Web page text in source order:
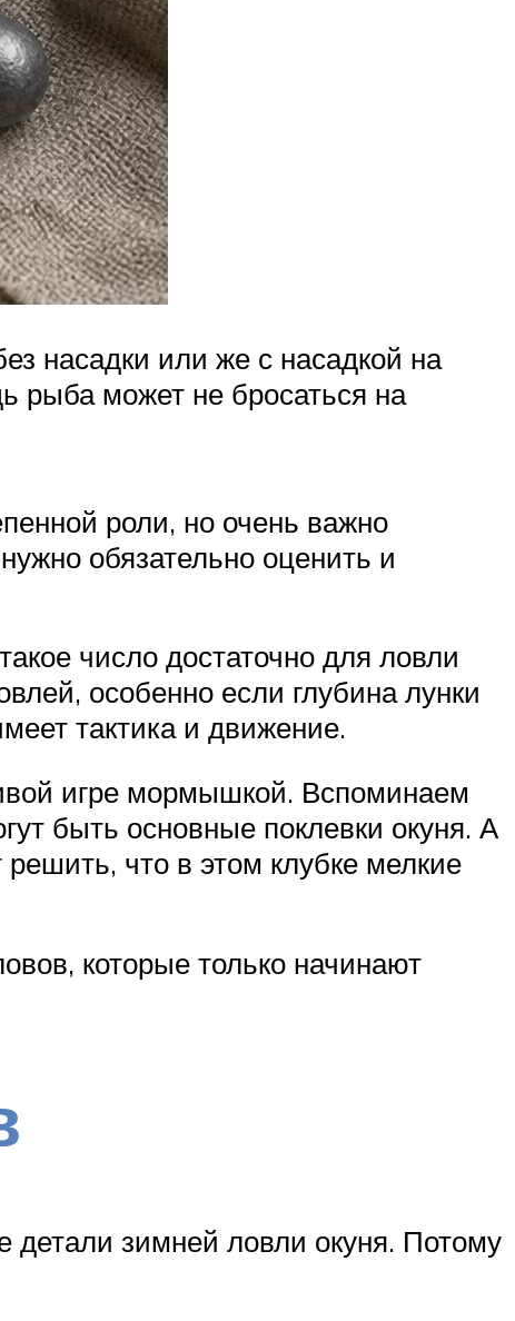
насадки или же с насадкой на
рыба может не бросаться на
роли, но очень важно
обязательно оценить и
число достаточно для ловли
особенно если глубина лунки
тактика и движение.
игре мормышкой. Вспоминаем
быть основные поклевки окуня. А
что в этом клубке мелкие
которые только начинают
зимней ловли окуня. Потому